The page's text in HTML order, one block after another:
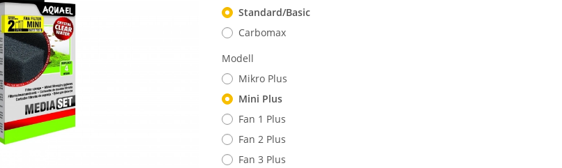
Standard/Basic
Carbomax
Modell
Mikro Plus
Mini Plus
Fan 1 Plus
Fan 2 Plus
Fan 3 Plus